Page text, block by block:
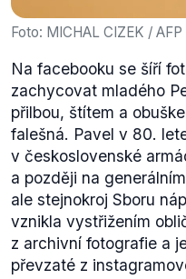
Foto: MICHAL CIZEK / AFP
Na facebooku se šíří
zachycovat mladého
přilbou, štítem a
falešná. Pavel v 80.
v československé
a později na
ale stejnokroj Sboru
vznikla vystřižením
z archivní fotografie a
převzaté z